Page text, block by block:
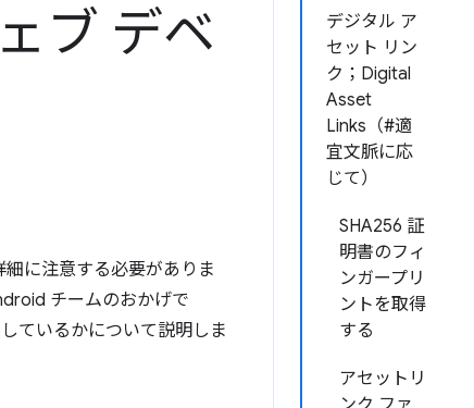
デジタル ア
セット リン
ク；Digital
Asset
Links（#適
宜文脈に応
じて）
SHA256 証
明書のフィ
ンガープリ
ントを取得
する
アセットリ
ブ デベ
に注意する必要がありま
チームのおかげで
ているかについて説明しま